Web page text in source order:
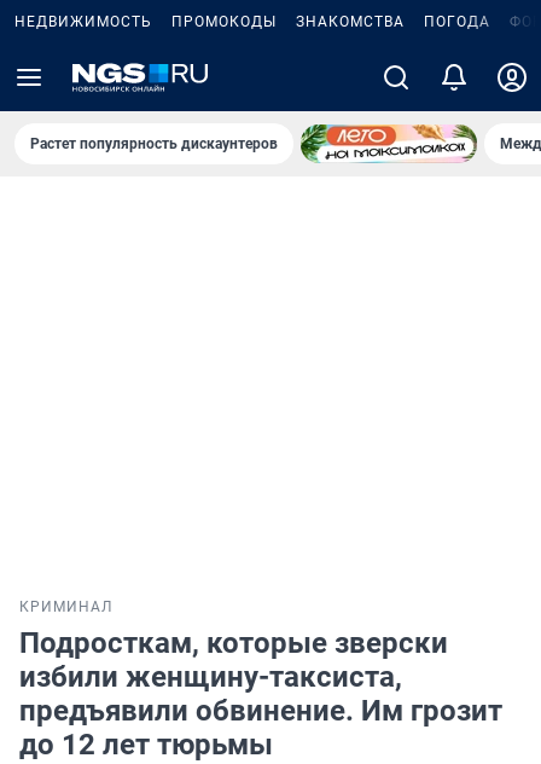
НЕДВИЖИМОСТЬ ПРОМОКОДЫ ЗНАКОМСТВА ПОГОДА
Растет популярность дискаунтеров
КРИМИНАЛ
Подросткам, которые зверски
избили женщину-таксиста,
предъявили обвинение. Им грозит
до 12 лет тюрьмы